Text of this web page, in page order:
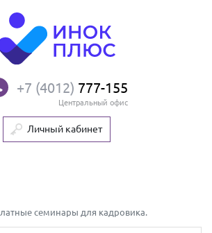
+7 (4012) 777-155
Центральный офис
Личный кабинет
семинары для кадровика.